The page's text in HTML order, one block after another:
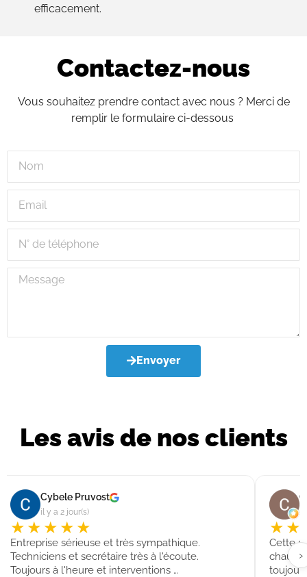
efficacement.
Contactez-nous
Vous souhaitez prendre contact avec nous ? Merci de
remplir le formulaire ci-dessous
Envoyer
Les avis de nos clients
Cybele Pruvost
il y a 2 jour(s)
★★★★★
Entreprise sérieuse et très sympathique.
Techniciens et secrétaire très à l'écoute.
Toujours à l'heure et interventions …
Cette
›